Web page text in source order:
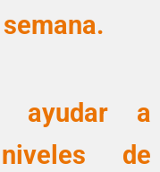
ayudar a
de